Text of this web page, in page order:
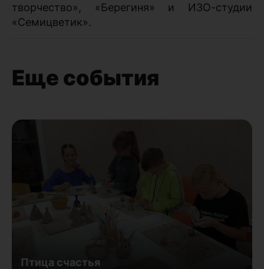
творчество», «Берегиня» и ИЗО-студии
«Семицветик».
Еще события
Птица счастья